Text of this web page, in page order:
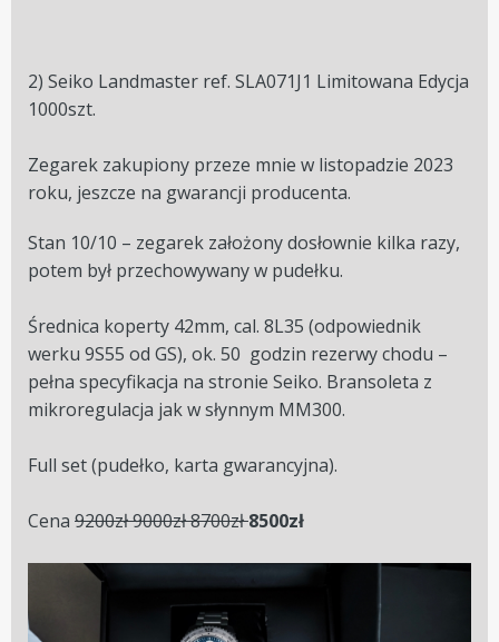
2) Seiko Landmaster ref. SLA071J1 Limitowana Edycja
1000szt.
Zegarek zakupiony przeze mnie w listopadzie 2023
roku, jeszcze na gwarancji producenta.
Stan 10/10 – zegarek założony dosłownie kilka razy,
potem był przechowywany w pudełku.
Średnica koperty 42mm, cal. 8L35 (odpowiednik
werku 9S55 od GS), ok. 50 godzin rezerwy chodu –
pełna specyfikacja na stronie Seiko. Bransoleta z
mikroregulacja jak w słynnym MM300.
Full set (pudełko, karta gwarancyjna).
Cena 9200zł 9000zł 8700zł8500zł